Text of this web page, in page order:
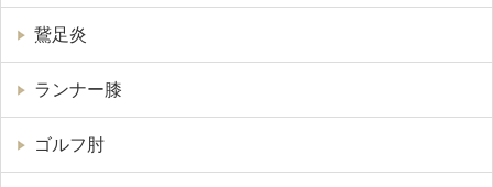
鵞足炎
ランナー膝
ゴルフ肘